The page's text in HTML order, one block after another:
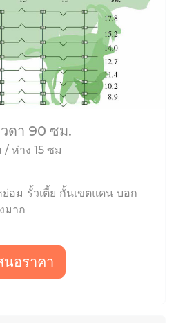
ดา 90 ซม.
ห่าง 15 ซม
อม รั้วเตี้ย กั้นเขตแดน บอก
มาก
นอราคา